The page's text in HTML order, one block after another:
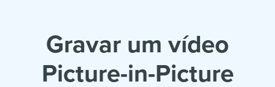
Gravar um vídeo
Picture-in-Picture